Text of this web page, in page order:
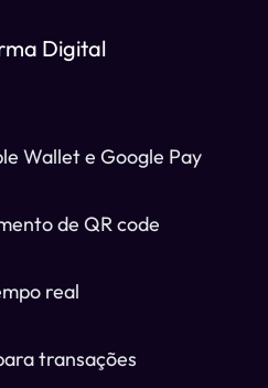
Digital
Wallet e Google Pay
de QR code
real
transações